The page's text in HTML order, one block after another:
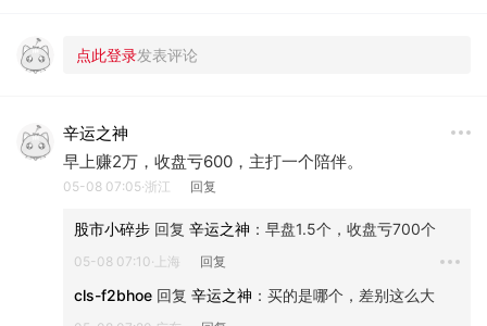
辛运之神
早上赚2万，收盘亏600，主打一个陪伴。
05-08 07:05·浙江 回复
股市小碎步 回复 辛运之神 ： 早盘1.5个，收盘亏700个
05-08 07:10·上海 回复
cls-f2bhoe 回复 辛运之神 ： 买的是哪个，差别这么大